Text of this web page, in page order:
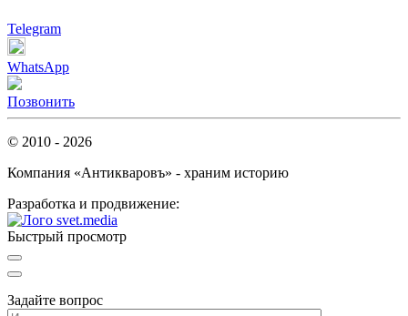
Telegram
WhatsApp
Позвонить
© 2010 - 2026
Компания «Антикваровъ» - храним историю
Разработка и продвижение:
Быстрый просмотр
Задайте вопрос